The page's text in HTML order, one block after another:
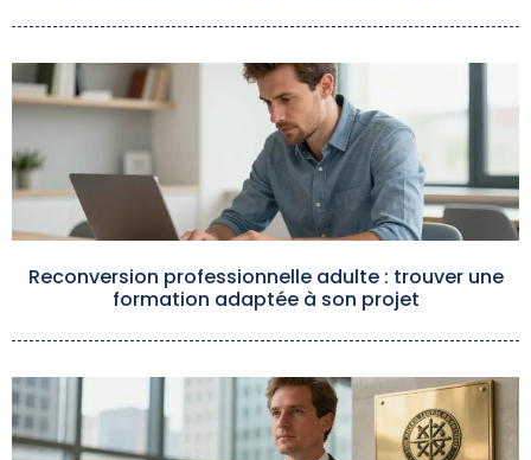
Reconversion professionnelle adulte : trouver une
formation adaptée à son projet